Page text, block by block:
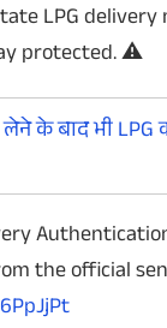
LPG
protected. ⚠️
के बाद भी LPG
the official